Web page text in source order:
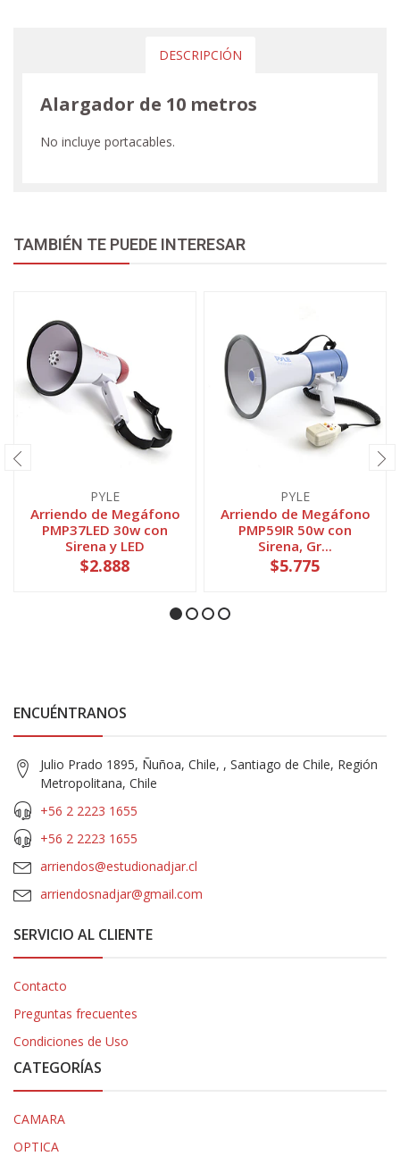
DESCRIPCIÓN
Alargador de 10 metros
No incluye portacables.
TAMBIÉN TE PUEDE INTERESAR
PYLE
Arriendo de Megáfono
PMP37LED 30w con
Sirena y LED
$2.888
PYLE
Arriendo de Megáfono
PMP59IR 50w con
Sirena, Gr...
$5.775
ENCUÉNTRANOS
Julio Prado 1895, Ñuñoa, Chile, , Santiago de Chile, Región
Metropolitana, Chile
+56 2 2223 1655
+56 2 2223 1655
arriendos@estudionadjar.cl
arriendosnadjar@gmail.com
SERVICIO AL CLIENTE
Contacto
Preguntas frecuentes
Condiciones de Uso
CATEGORÍAS
CAMARA
OPTICA